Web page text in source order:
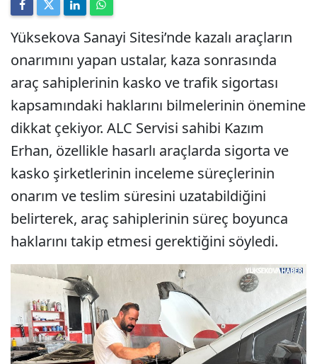
Yüksekova Sanayi Sitesi’nde kazalı araçların
onarımını yapan ustalar, kaza sonrasında
araç sahiplerinin kasko ve trafik sigortası
kapsamındaki haklarını bilmelerinin önemine
dikkat çekiyor. ALC Servisi sahibi Kazım
Erhan, özellikle hasarlı araçlarda sigorta ve
kasko şirketlerinin inceleme süreçlerinin
onarım ve teslim süresini uzatabildiğini
belirterek, araç sahiplerinin süreç boyunca
haklarını takip etmesi gerektiğini söyledi.